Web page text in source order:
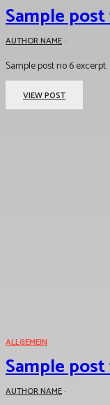
Sample
AUTHOR NAME -
Sample post no 6 excerpt.
VIEW POST
ALLGEMEIN
Sample
AUTHOR NAME-